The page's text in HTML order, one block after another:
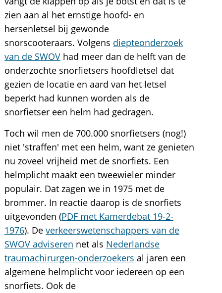
zien aan al het ernstige hoofd- en
hersenletsel bij gewonde
snorscooteraars. Volgens diepteonderzoek
van de SWOVhad meer dan de helft van de
onderzochte snorfietsers hoofdletsel dat
gezien de locatie en aard van het letsel
beperkt had kunnen worden als de
snorfietser een helm had gedragen.
Toch wil men de 700.000 snorfietsers (nog!)
niet 'straffen' met een helm, want ze genieten
nu zoveel vrijheid met de snorfiets. Een
helmplicht maakt een tweewieler minder
populair. Dat zagen we in 1975 met de
brommer. In reactie daarop is de snorfiets
uitgevonden (PDF met Kamerdebat 19-2-
1976). De verkeerswetenschappers van de
SWOV adviseren net als Nederlandse
traumachirurgen-onderzoekers al jaren een
algemene helmplicht voor iedereen op een
snorfiets. Ook de